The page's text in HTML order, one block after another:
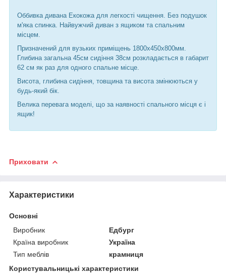
Оббивка дивана Екокожа для легкості чищення. Без подушок
м'яка спинка. Найвужчий диван з ящиком та спальним
місцем.
Призначений для вузьких приміщень 1800х450х800мм.
Глибина загальна 45см сидіння 38см розкладається в габарит
62 см як раз для одного спальне місце.
Висота, глибина сидіння, товщина та висота змінюються у
будь-який бік.
Велика перевага моделі, що за наявності спального місця є і
ящик!
Приховати
Характеристики
Основні
Виробник
Едбург
Країна виробник
Україна
Тип меблів
крамниця
Користувальницькі характеристики